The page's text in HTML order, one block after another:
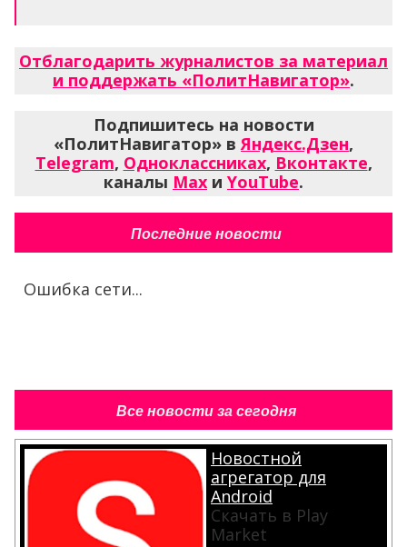
Отблагодарить журналистов за материал
и поддержать «ПолитНавигатор».
Подпишитесь на новости
«ПолитНавигатор» вЯндекс.Дзен,
Telegram, Одноклассниках, Вконтакте,
каналы Max и YouTube.
Последние новости
Ошибка сети...
Все новости за сегодня
Новостной
агрегатор для
Android
Скачать в Play
Market